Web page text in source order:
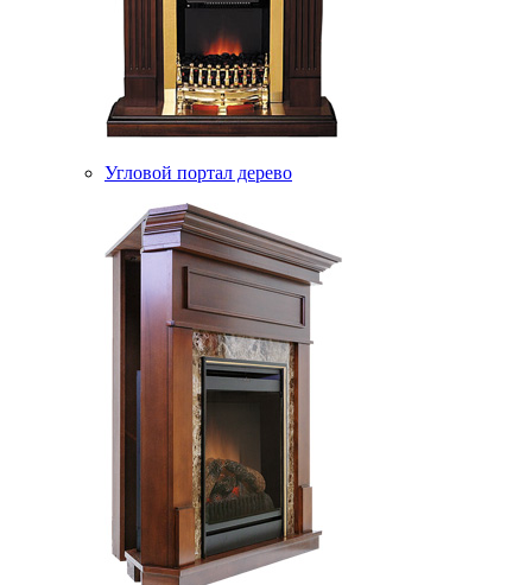
Угловой портал дерево